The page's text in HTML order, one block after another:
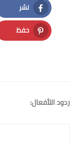
نشر
Facebook
حفظ
Pinterest
ردود اللأفعال: